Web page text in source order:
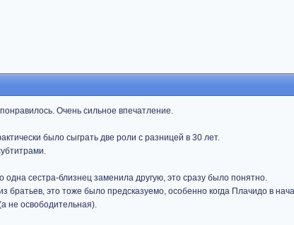
Очень сильное впечатление.
было сыграть две роли с разницей в 30 лет.
одна сестра-близнец заменила другую, это сразу было понятно.
братьев, это тоже было предсказуемо, особенно когда Плачидо в
не освободительная).